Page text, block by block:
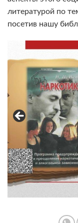
литературой по
посетив нашу